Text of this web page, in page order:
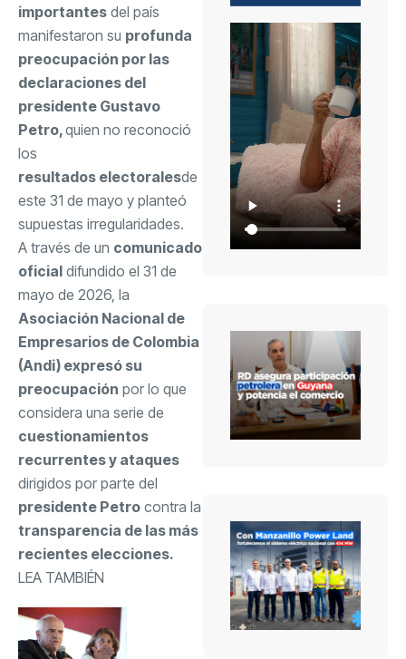
importantes del país
manifestaron su profunda
preocupación por las
declaraciones del
presidente Gustavo
Petro,quien no reconoció
los
resultados electoralesde
este 31 de mayo y planteó
supuestas irregularidades.
A través de un comunicado
oficial difundido el 31 de
mayo de 2026, la
Asociación Nacional de
Empresarios de Colombia
(Andi) expresó su
preocupación por lo que
considera una serie de
cuestionamientos
recurrentes y ataques
dirigidos por parte del
presidente Petro contra la
transparencia de las más
recientes elecciones.
LEA TAMBIÉN